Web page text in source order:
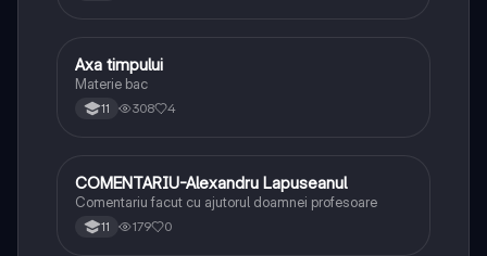
Limba și literatura română
Axa timpului
Materie bac
11 308 4
Limba și literatura română
COMENTARIU-Alexandru Lapuseanul
Comentariu facut cu ajutorul doamnei profesoare
11 179 0